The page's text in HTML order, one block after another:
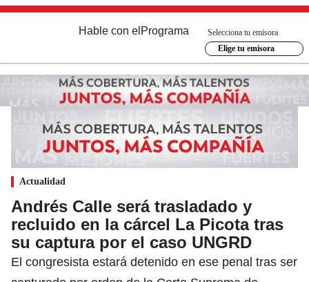
Hable con el Programa
Selecciona tu emisora
Elige tu emisora
Actualidad
Andrés Calle será trasladado y
recluido en la cárcel La Picota tras
su captura por el caso UNGRD
El congresista estará detenido en ese penal tras ser